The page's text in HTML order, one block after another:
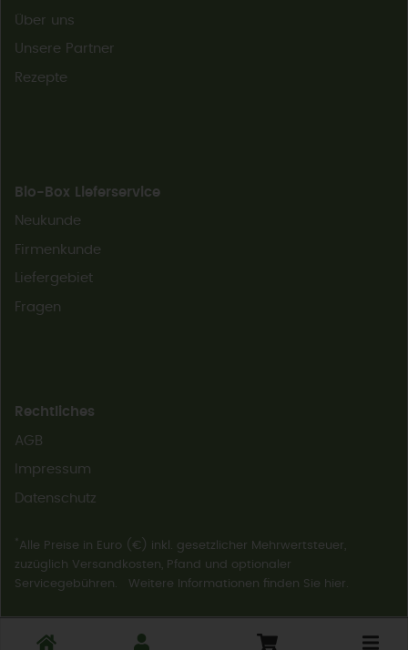
Über uns
Unsere Partner
Rezepte
Bio-Box Lieferservice
Neukunde
Firmenkunde
Liefergebiet
Fragen
Rechtliches
AGB
Impressum
Datenschutz
* Alle Preise in Euro (€) inkl. gesetzlicher Mehrwertsteuer,
zuzüglich Versandkosten, Pfand und optionaler
Servicegebühren. Weitere Informationen finden Sie
hier.
Toggle